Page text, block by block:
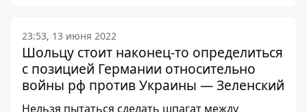
23:53, 13 июня 2022
Шольцу стоит наконец-то определиться
с позицией Германии относительно
войны рф против Украины — Зеленский
Нельзя пытаться сделать шпагат между